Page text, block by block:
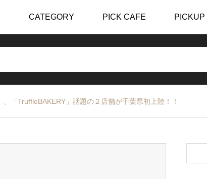
CATEGORY PICK CAFE PICKUP
「TruffleBAKERY」話題の２店舗が千葉県初上陸！！